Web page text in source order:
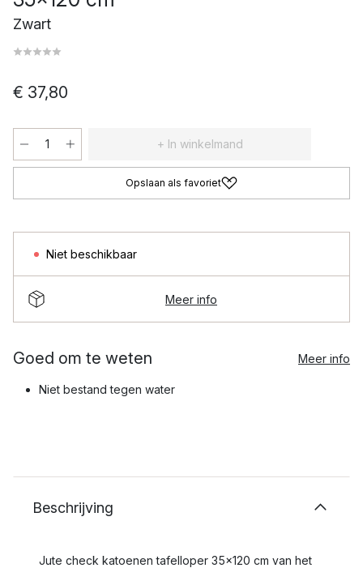
Zwart
€ 37,80
+ In winkelmand
Opslaan als favoriet
Niet beschikbaar
Meer info
Goed om te weten Meer info
Niet bestand tegen water
Beschrijving
Jute check katoenen tafelloper 35x120 cm van het